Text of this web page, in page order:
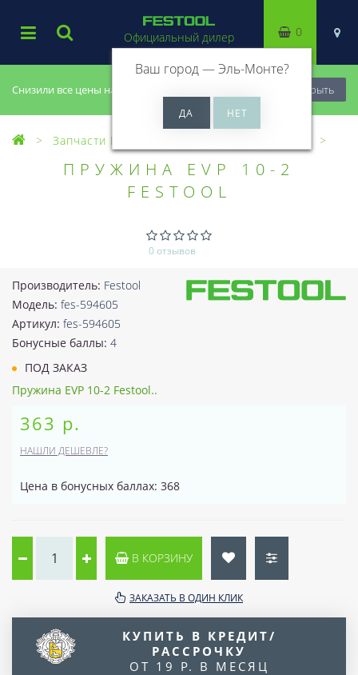
Снизили все цены на 20%, успей купить! Закрыть
Официальный дилер
Ваш город —Эль-Монте?
0
Запчасти Festool
ПРУЖИНА EVP 10-2
FESTOOL
0 отзывов
Производитель: Festool
Модель: fes-594605
Артикул: fes-594605
Бонусные баллы: 4
ПОД ЗАКАЗ
Пружина EVP 10-2 Festool..
363 р.
НАШЛИ ДЕШЕВЛЕ?
Цена в бонусных баллах: 368
В КОРЗИНУ
ЗАКАЗАТЬ В ОДИН КЛИК
КУПИТЬ В КРЕДИТ/
РАССРОЧКУ
ОТ 19 Р. В МЕСЯЦ